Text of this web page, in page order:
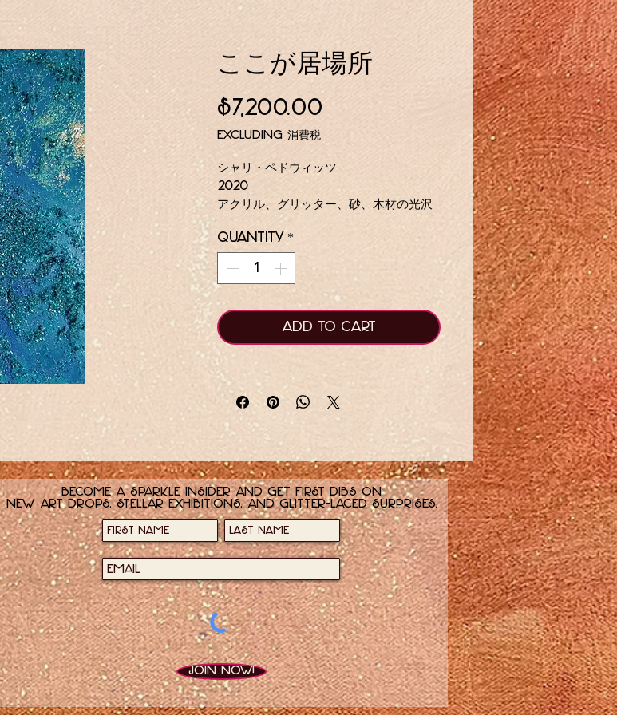
ここが居場所
$7,200.00
Excluding 消費税
シャリ・ペドウィッツ
2020
アクリル、グリッター、砂、木材の光沢
10 x 8インチ
YInMn 青、ターコイズ、ゴールドの抽
象的な海の風景、ニュージャージー州ポ
イントプレザントの砂、キラキラの要素
Quantity *
Add to Cart
Become a sparkle insider and get first dibs on
new art drops, stellar exhibitions, and glitter-laced surprises.
Join now!